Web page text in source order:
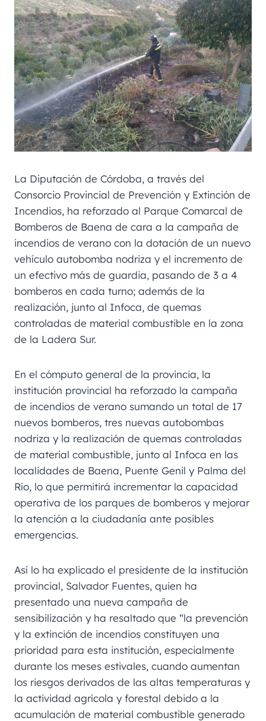
La Diputación de Córdoba, a través del
Consorcio Provincial de Prevención y Extinción de
Incendios, ha reforzado al Parque Comarcal de
Bomberos de Baena de cara a la campaña de
incendios de verano con la dotación de un nuevo
vehículo autobomba nodriza y el incremento de
un efectivo más de guardia, pasando de 3 a 4
bomberos en cada turno; además de la
realización, junto al Infoca, de quemas
controladas de material combustible en la zona
de la Ladera Sur.
En el cómputo general de la provincia, la
institución provincial ha reforzado la campaña
de incendios de verano sumando un total de 17
nuevos bomberos, tres nuevas autobombas
nodriza y la realización de quemas controladas
de material combustible, junto al Infoca en las
localidades de Baena, Puente Genil y Palma del
Río, lo que permitirá incrementar la capacidad
operativa de los parques de bomberos y mejorar
la atención a la ciudadanía ante posibles
emergencias.
Así lo ha explicado el presidente de la institución
provincial, Salvador Fuentes, quien ha
presentado una nueva campaña de
sensibilización y ha resaltado que “la prevención
y la extinción de incendios constituyen una
prioridad para esta institución, especialmente
durante los meses estivales, cuando aumentan
los riesgos derivados de las altas temperaturas y
la actividad agrícola y forestal debido a la
acumulación de material combustible generado